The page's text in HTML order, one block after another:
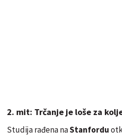
2. mit: Trčanje je loše za
Studija rađena naStanfordu